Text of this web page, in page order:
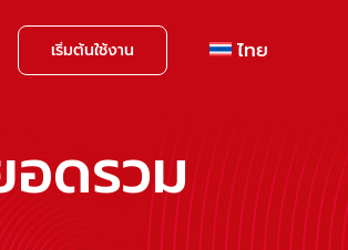
เริ่มต้นใช้งาน ไทย
ดรวม